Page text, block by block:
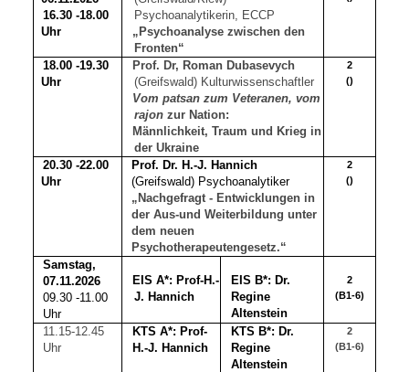
16.30 -18.00
Uhr
Psychoanalytikerin, ECCP
„Psychoanalyse zwischen den
Fronten“
18.00 -19.30
Uhr
Prof. Dr, Roman Dubasevych
(Greifswald) Kulturwissenschaftler
Vom patsan zum Veteranen, vom
rajon zur Nation:
Männlichkeit, Traum und Krieg in
der Ukraine
2
()
20.30 -22.00
Uhr
Prof. Dr. H.-J. Hannich
(Greifswald) Psychoanalytiker
„Nachgefragt - Entwicklungen in
der Aus-und Weiterbildung unter
dem neuen
Psychotherapeutengesetz.“
2
()
Samstag,
07.11.2026
09.30 -11.00
Uhr
EIS A*: Prof-H.-
J. Hannich
EIS B*: Dr.
Regine
Altenstein
2
(B1-6)
11.15-12.45
Uhr
KTS A*: Prof-
H.-J. Hannich
KTS B*: Dr.
Regine
Altenstein
2
(B1-6)